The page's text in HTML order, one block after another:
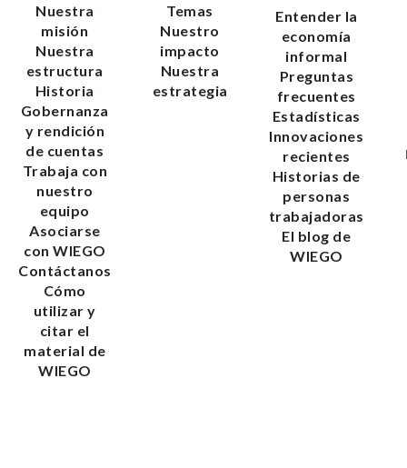
Nuestra
misión
Nuestra
estructura
Historia
Gobernanza
y rendición
de cuentas
Trabaja con
nuestro
equipo
Asociarse
con WIEGO
Contáctanos
Cómo
utilizar y
citar el
material de
WIEGO
Temas
Nuestro
impacto
Nuestra
estrategia
Entender la
economía
informal
Preguntas
frecuentes
Estadísticas
Innovaciones
recientes
Historias de
personas
trabajadoras
El blog de
WIEGO